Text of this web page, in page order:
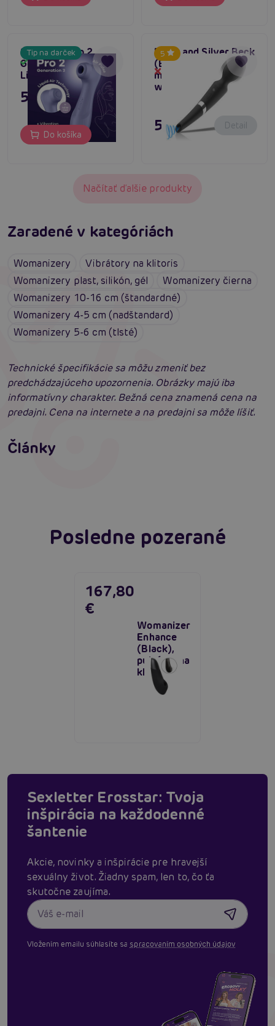
Tip na darček
Satisfyer Pro 2
Generation 3 (Lilac),
Liquid Air vibrátor
Skladom
55,80 €
Do košíka
5
Black and Silver Beck
(Black), dvojitá
masážna hlava a
womanizer
Dočasne vypredané
51,80 € Detail
Načítať ďalšie produkty
Zaradené v kategóriách
Womanizery
Vibrátory na klitoris
Womanizery plast, silikón, gél
Womanizery čierna
Womanizery 10-16 cm (štandardné)
Womanizery 4-5 cm (nadštandard)
Womanizery 5-6 cm (tlsté)
Technické špecifikácie sa môžu zmeniť bez
predchádzajúceho upozornenia. Obrázky majú iba
informatívny charakter. Bežná cena znamená cena na
predajni. Cena na internete a na predajni sa môže líšiť.
Články
výsledky?
Čítať viacej
Ako vybrať ten správny womanizer?
Posledne pozerané
Womanizer
Enhance
(Black),
pulzátor na
klitoris
167,80
€
Sexletter Erosstar: Tvoja
inšpirácia na každodenné
šantenie
Akcie, novinky a inšpirácie pre hravejší
sexuálny život. Žiadny spam, len to, čo ťa
skutočne zaujíma.
Vložením emailu súhlasíte sa spracovaním osobných údajov